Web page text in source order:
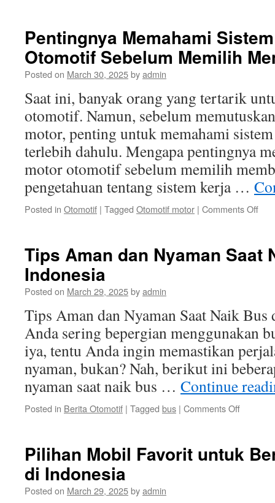
Pentingnya Memahami
Otomotif Sebelum Memilih
Posted on March 30, 2025byadmin
Saat ini, banyak orang yang tertarik
otomotif. Namun, sebelum
motor, penting untuk memahami
terlebih dahulu. Mengapa pentingnya
motor otomotif sebelum memilih
pengetahuan tentang sistem kerja …
Posted in Otomotif | Tagged Otomotif motor | Comments Offon
Tips Aman dan Nyaman Saat
Indonesia
Posted on March 29, 2025byadmin
Tips Aman dan Nyaman Saat Naik
Anda sering bepergian menggunakan
iya, tentu Anda ingin memastikan
nyaman, bukan? Nah, berikut ini
nyaman saat naik bus … Continue
Posted in Berita Otomotif | Tagged bus | Comments Offon
Nyaman
Pilihan Mobil Favorit untuk
di Indonesia
Posted on March 29, 2025byadmin